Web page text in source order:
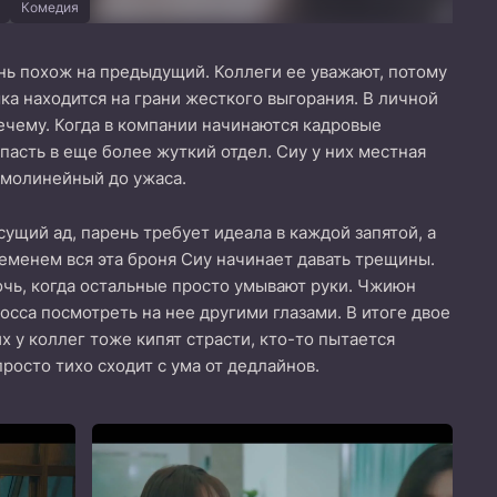
Комедия
похож на предыдущий. Коллеги ее уважают, потому
находится на грани жесткого выгорания. В личной
Когда в компании начинаются кадровые
в еще более жуткий отдел. Сиу у них местная
до ужаса.
ад, парень требует идеала в каждой запятой, а
вся эта броня Сиу начинает давать трещины.
когда остальные просто умывают руки. Чжиюн
посмотреть на нее другими глазами. В итоге двое
коллег тоже кипят страсти, кто-то пытается
тихо сходит с ума от дедлайнов.